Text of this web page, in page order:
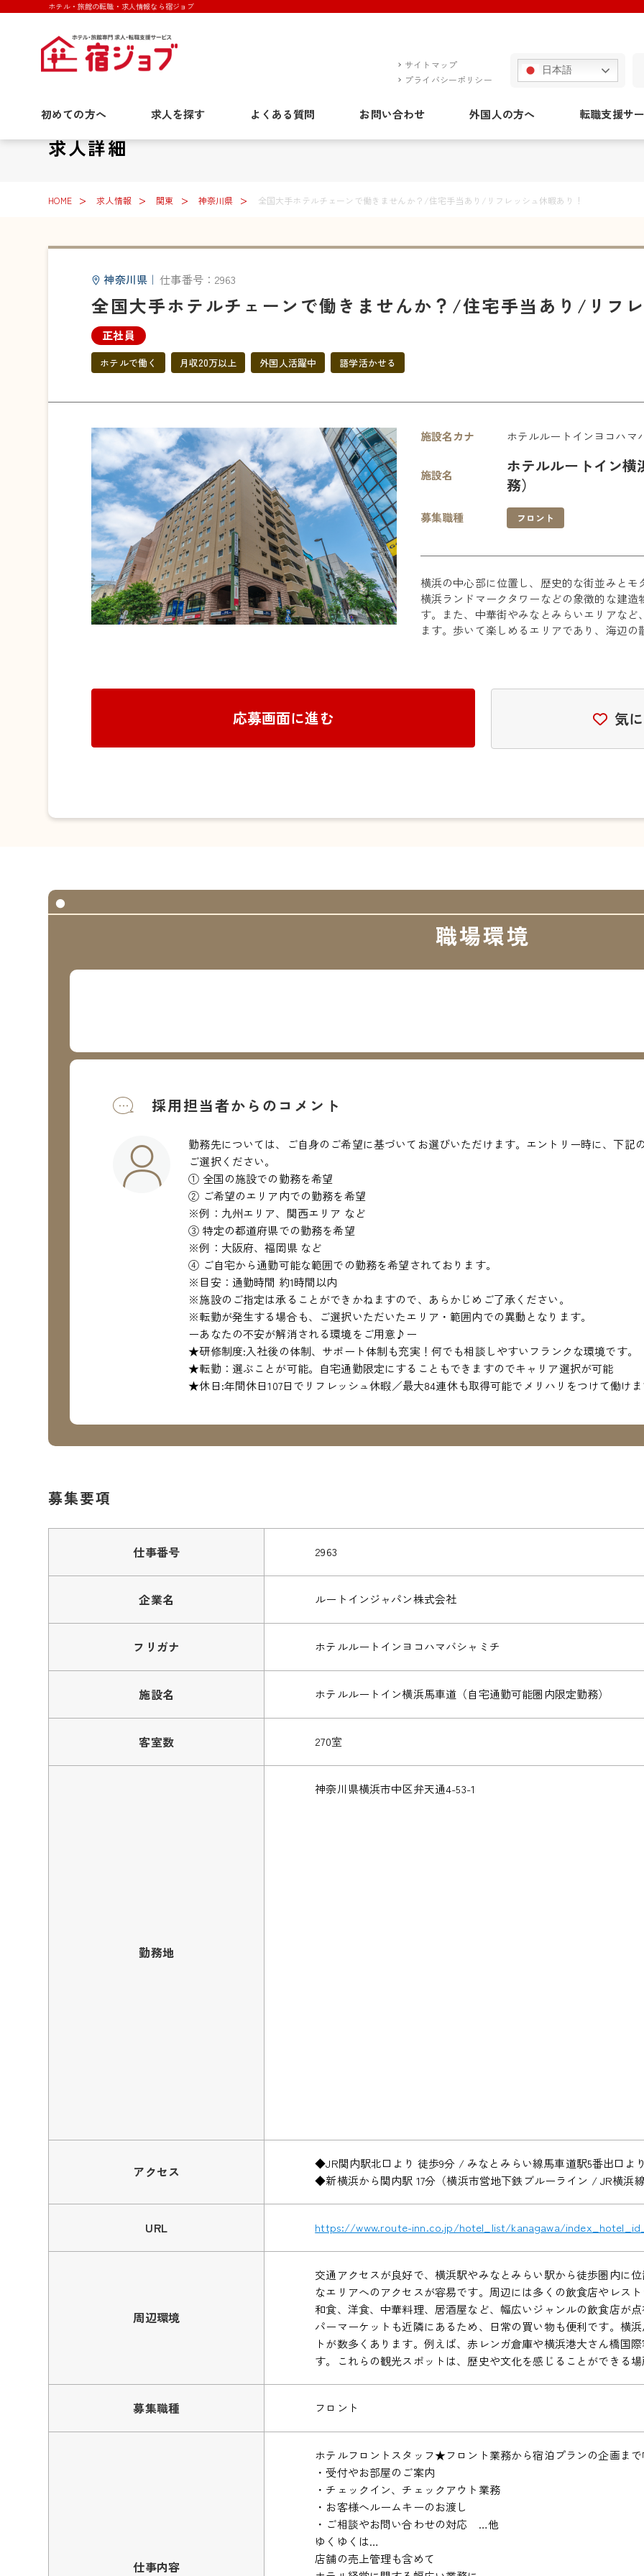
ホテル・旅館の転職・求人情報なら宿ジョブ
サイトマップ
プライバシーポリシー
日本語
初めての方へ 求人を探す よくある質問 お問い合わせ 外国人の方へ 転職支援サ
求人詳細
HOME 求人情報 関東 神奈川県 全国大手ホテルチェーンで働きませんか？/住宅手当あり/リフレッシュ休暇あり！
神奈川県 ｜ 仕事番号：2963
全国大手ホテルチェーンで働きませんか？/住宅手当あり/リフ
正社員
ホテルで働く 月収20万以上 外国人活躍中 語学活かせる
施設名カナ ホテルルートインヨコハマ
施設名
ホテルルートイン
務）
募集職種 フロント
横浜の中心部に位置し、歴史的な街並みと
横浜ランドマークタワーなどの象徴的な建
す。また、中華街やみなとみらいエリアな
ます。歩いて楽しめるエリアであり、海辺
応募画面に進む 気
職場環境
採用担当者からのコメント
勤務先については、ご自身のご希望に基づいてお選びいただけます。エントリー時に、下記
ご選択ください。
① 全国の施設での勤務を希望
② ご希望のエリア内での勤務を希望
※例：九州エリア、関西エリア など
③ 特定の都道府県での勤務を希望
※例：大阪府、福岡県 など
④ ご自宅から通勤可能な範囲での勤務を希望されております。
※目安：通勤時間 約1時間以内
※施設のご指定は承ることができかねますので、あらかじめご了承ください。
※転勤が発生する場合も、ご選択いただいたエリア・範囲内での異動となります。
ーあなたの不安が解消される環境をご用意♪ー
★研修制度:入社後の体制、サポート体制も充実！何でも相談しやすいフランクな環境です。
★転勤：選ぶことが可能。自宅通勤限定にすることもできますのでキャリア選択が可能
★休日:年間休日107日でリフレッシュ休暇／最大84連休も取得可能でメリハリをつけて働け
募集要項
仕事番号 2963
企業名 ルートインジャパン株式会社
フリガナ ホテルルートインヨコハマバシャミチ
施設名 ホテルルートイン横浜馬車道（自宅通勤可能圏内限定勤務）
客室数 270室
勤務地
神奈川県横浜市中区弁天通4-53-1
アクセス
◆JR関内駅北口より 徒歩9分 / みなとみらい線馬車道駅5番出口よ
◆新横浜から関内駅 17分（横浜市営地下鉄ブルーライン / JR横浜
URL https://www.route-inn.co.jp/hotel_list/kanagawa/
周辺環境
交通アクセスが良好で、横浜駅やみなとみらい駅から徒歩圏内に
なエリアへのアクセスが容易です。周辺には多くの飲食店やレス
和食、洋食、中華料理、居酒屋など、幅広いジャンルの飲食店が
パーマーケットも近隣にあるため、日常の買い物も便利です。横
トが数多くあります。例えば、赤レンガ倉庫や横浜港大さん橋国
す。これらの観光スポットは、歴史や文化を感じることができる
募集職種 フロント
仕事内容
ホテルフロントスタッフ★フロント業務から宿泊プランの企画ま
・受付やお部屋のご案内
・チェックイン、チェックアウト業務
・お客様へルームキーのお渡し
・ご相談やお問い合わせの対応 …他
ゆくゆくは…
店舗の売上管理も含めて